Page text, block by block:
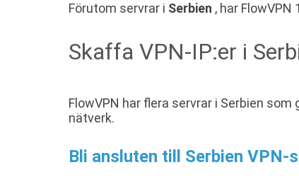
Förutom servrar i Serbien , har
Skaffa VPN-IP:er i
FlowVPN har flera servrar i Serbien
nätverk.
Bli ansluten till Serbien VPN-